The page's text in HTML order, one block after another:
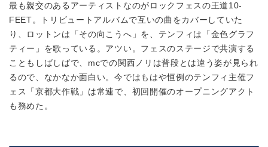
最も親交のあるアーティストなのがロックフェスの王道10-
FEET。トリビュートアルバムで互いの曲をカバーしていた
り、ロットンは「その向こうへ」を、テンフィは「金色グラフ
ティー」を歌っている。アツい。フェスのステージで共演する
こともしばしばで、mcでの関西ノリは普段とは違う姿が見られ
るので、なかなか面白い。今ではもはや恒例のテンフィ主催フ
ェス「京都大作戦」は常連で、初回開催のオープニングアクト
も務めた。